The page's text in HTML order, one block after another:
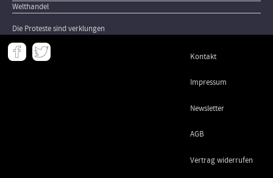
Welthandel
Die Proteste sind verklungen
Meta
- Kontakt
Impressum
Newsletter
AGB
Vertrag widerrufen